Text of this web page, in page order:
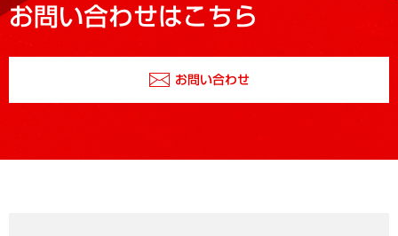
お問い合わせはこちら
お問い合わせ